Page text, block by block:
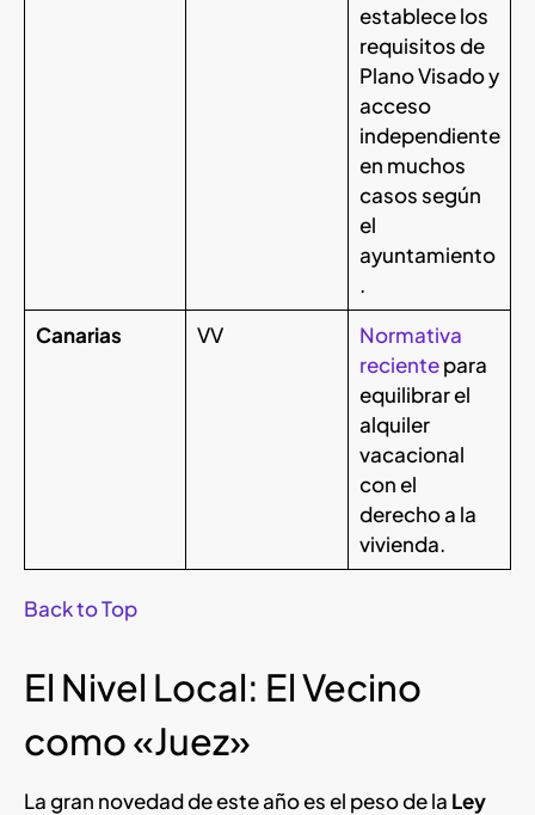
establece los
requisitos de
Plano Visado y
acceso
independiente
en muchos
casos según
el
ayuntamiento
.
Canarias
VV
Normativa
recientepara
equilibrar el
alquiler
vacacional
con el
derecho a la
vivienda.
Back to Top
El Nivel Local: El Vecino
como «Juez»
La gran novedad de este año es el peso de la Ley